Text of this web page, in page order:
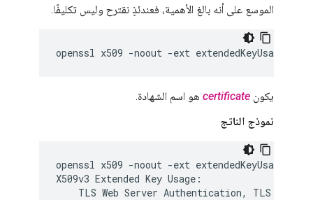
الموسع على أنه بالغ الأهمية، فعندئذٍ نقترح وليس تكليفًا.
openssl x509 -noout -ext extendedKeyUsage <
يكون certificate هو اسم الشهادة.
نموذج الناتج
openssl x509 -noout -ext extendedKeyUsage <
X509v3 Extended Key Usage:
TLS Web Server Authentication, TLS Web